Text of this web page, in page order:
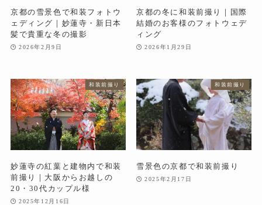
京都の雪景色で和装フォトウ
ェディング｜妙蓮寺・新日本
髪で貴重な冬の撮影
2026年2月9日
京都の冬に和装前撮り｜国際
結婚のお客様のフォトウェデ
ィング
2026年1月29日
和装前撮り
妙蓮寺の紅葉と建物内で和装
前撮り｜大阪からお越しの
20・30代カップル様
2025年12月16日
和装前撮り
雪景色の京都で和装前撮り
2025年2月17日